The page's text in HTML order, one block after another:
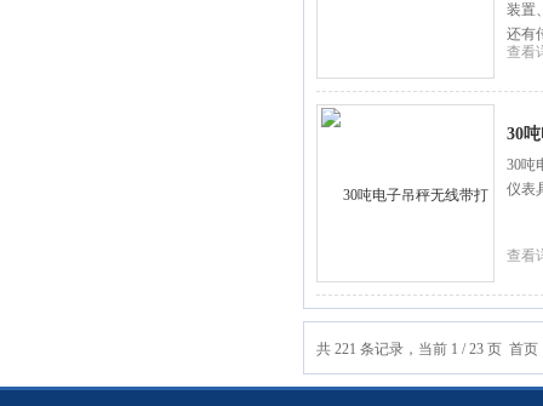
装置
还有
查看
30
30吨
仪表
查看
共 221 条记录，当前 1 / 23 页 首